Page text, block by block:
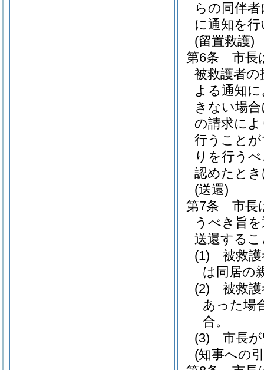
らの同伴
に通知を
(留置救護)
第6条
市長
被救護者の
よる通知
きない場
の請求に
行うこと
りを行う
認めたと
(送還)
第7条
市長
うべき旨
送還する
(1)
被救
は同居の
(2)
被救
あった場
合。
(3)
市長
(知事への